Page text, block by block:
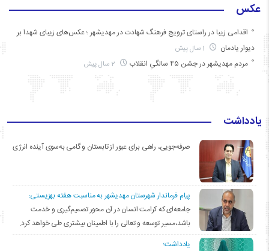
عکس
اقدامی زیبا در راستای ترویج فرهنگ شهادت در مهدیشهر ؛ عکس‌های زیبای شهدا بر
دیوار یادمان
مردم مهدیشهر در جشن ۴۵ سالگیِ انقلاب
یادداشت
صرفه‌جویی، راهی برای عبور از تابستان و گامی به‌سوی آینده انرژی
پیام فرماندار شهرستان مهدیشهر به مناسبت هفته بهزیستی:
جامعه‌ای که کرامت انسان در آن محور تصمیم‌گیری و خدمت
باشد،مسیر توسعه و تعالی را با اطمینان بیشتری طی خواهد کرد.
یادداشت؛